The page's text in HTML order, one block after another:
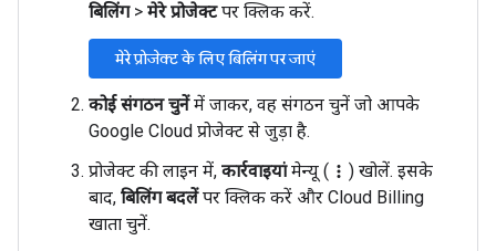
बिलिंग > मेरे प्रोजेक्टपर क्लिक करें.
मेरे प्रोजेक्ट के लिए बिलिंग पर जाएं
कोई संगठन चुनेंमें जाकर, वह संगठन चुनें जो आपके
Google Cloud प्रोजेक्ट से जुड़ा है.
प्रोजेक्ट की लाइन में, कार्रवाइयांमेन्यू ( more_vert ) खोलें. इसके
बाद, बिलिंग बदलेंपर क्लिक करें और Cloud Billing
खाता चुनें.